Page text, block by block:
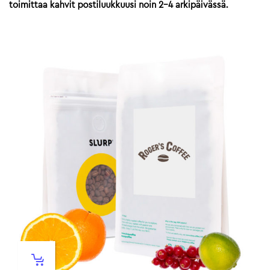
toimittaa kahvit postiluukkuusi noin 2-4 arkipäivässä.